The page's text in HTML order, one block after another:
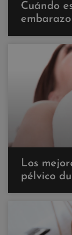
Cuándo
embarazo
Los
pélvico